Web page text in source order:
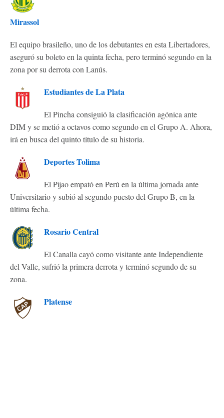
Mirassol
El equipo brasileño, uno de los debutantes en esta Libertadores,
aseguró su boleto en la quinta fecha, pero terminó segundo en la
zona por su derrota con Lanús.
Estudiantes de La Plata
El Pincha consiguió la clasificación agónica ante
DIM y se metió a octavos como segundo en el Grupo A. Ahora,
irá en busca del quinto título de su historia.
Deportes Tolima
El Pijao empató en Perú en la última jornada ante
Universitario y subió al segundo puesto del Grupo B, en la
última fecha.
Rosario Central
El Canalla cayó como visitante ante Independiente
del Valle, sufrió la primera derrota y terminó segundo de su
zona.
Platense